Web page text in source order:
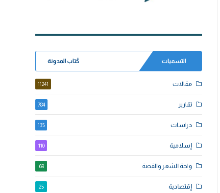
التسميات كُتاب المدونة
مقالات 11241
تقارير 784
دراسات 135
إسلامية 110
واحة الشعر والقصة 69
إقتصادية 25